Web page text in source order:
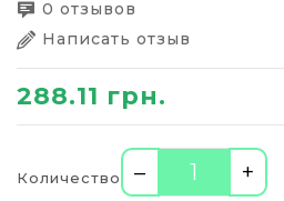
0 отзывов
Написать отзыв
288.11 грн.
Количество – +